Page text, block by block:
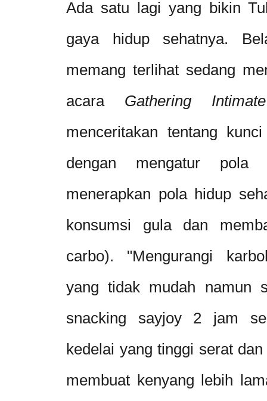
Ada satu lagi yang bikin
gaya hidup sehatnya.
memang terlihat sedang
acara Gathering
menceritakan tentang
dengan mengatur pola
menerapkan pola hidup
konsumsi gula dan
carbo). "Mengurangi
yang tidak mudah namun
snacking sayjoy 2 jam
kedelai yang tinggi serat
membuat kenyang lebih